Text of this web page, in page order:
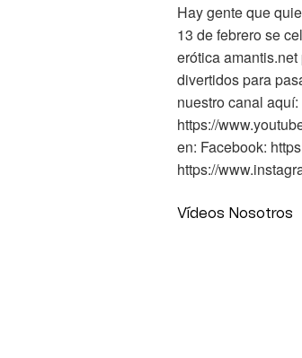
Hay gente que
13 de febrero se
erótica
divertidos para
nuestro canal aquí:
https://
en: Facebook:
https://
Vídeos Nosotros